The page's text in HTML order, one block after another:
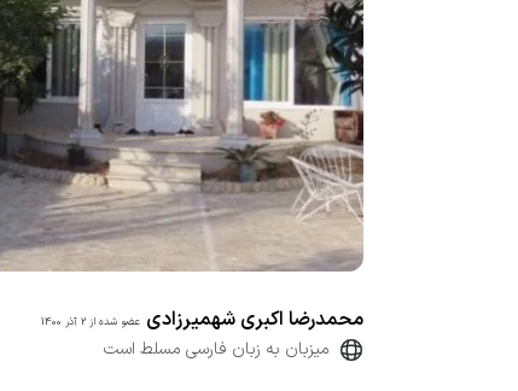
محمدرضا اکبری شهمیرزادی عضو شده از 2 آذر 1400
میزبان به زبان فارسی مسلط است